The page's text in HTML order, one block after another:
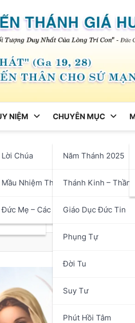
NIỆM
Lời Chúa
Mầu Nhiệm Thánh Giá
Đức Mẹ – Các Thánh
CHUYÊN MỤC
Năm Thánh 2025
Thánh Kinh – Thần
Giáo Dục Đức Tin
Phụng Tự
Đời Tu
Suy Tư
Phút Hồi Tâm
Niên –
Đầy Tình Yêu